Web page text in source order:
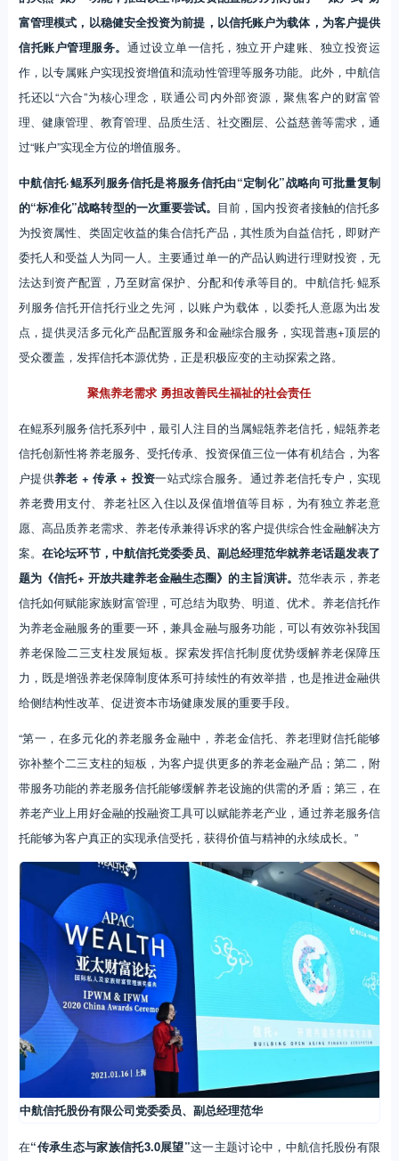
富管理模式，以稳健安全投资为前提，以信托账户为载体，为客户提供
信托账户管理服务。 通过设立单一信托，独立开户建账、独立投资运
作，以专属账户实现投资增值和流动性管理等服务功能。此外，中航信
托还以“六合”为核心理念，联通公司内外部资源，聚焦客户的财富管
理、健康管理、教育管理、品质生活、社交圈层、公益慈善等需求，通
过“账户”实现全方位的增值服务。
中航信托·鲲系列服务信托是将服务信托由“定制化”战略向可批量复制
的“标准化”战略转型的一次重要尝试。 目前，国内投资者接触的信托多
为投资属性、类固定收益的集合信托产品，其性质为自益信托，即财产
委托人和受益人为同一人。主要通过单一的产品认购进行理财投资，无
法达到资产配置，乃至财富保护、分配和传承等目的。中航信托·鲲系
列服务信托开信托行业之先河，以账户为载体，以委托人意愿为出发
点，提供灵活多元化产品配置服务和金融综合服务，实现普惠+顶层的
受众覆盖，发挥信托本源优势，正是积极应变的主动探索之路。
聚焦养老需求 勇担改善民生福祉的社会责任
在鲲系列服务信托系列中，最引人注目的当属鲲瓴养老信托，鲲瓴养老
信托创新性将养老服务、受托传承、投资保值三位一体有机结合，为客
户提供养老 + 传承 + 投资一站式综合服务。通过养老信托专户，实现
养老费用支付、养老社区入住以及保值增值等目标，为有独立养老意
愿、高品质养老需求、养老传承兼得诉求的客户提供综合性金融解决方
案。在论坛环节，中航信托党委委员、副总经理范华就养老话题发表了
题为《信托+ 开放共建养老金融生态圈》的主旨演讲。范华表示，养老
信托如何赋能家族财富管理，可总结为取势、明道、优术。养老信托作
为养老金融服务的重要一环，兼具金融与服务功能，可以有效弥补我国
养老保险二三支柱发展短板。探索发挥信托制度优势缓解养老保障压
力，既是增强养老保障制度体系可持续性的有效举措，也是推进金融供
给侧结构性改革、促进资本市场健康发展的重要手段。
“第一，在多元化的养老服务金融中，养老金信托、养老理财信托能够
弥补整个二三支柱的短板，为客户提供更多的养老金融产品；第二，附
带服务功能的养老服务信托能够缓解养老设施的供需的矛盾；第三，在
养老产业上用好金融的投融资工具可以赋能养老产业，通过养老服务信
托能够为客户真正的实现承信受托，获得价值与精神的永续成长。”
中航信托股份有限公司党委委员、副总经理范华
在“传承生态与家族信托3.0展望”这一主题讨论中，中航信托股份有限